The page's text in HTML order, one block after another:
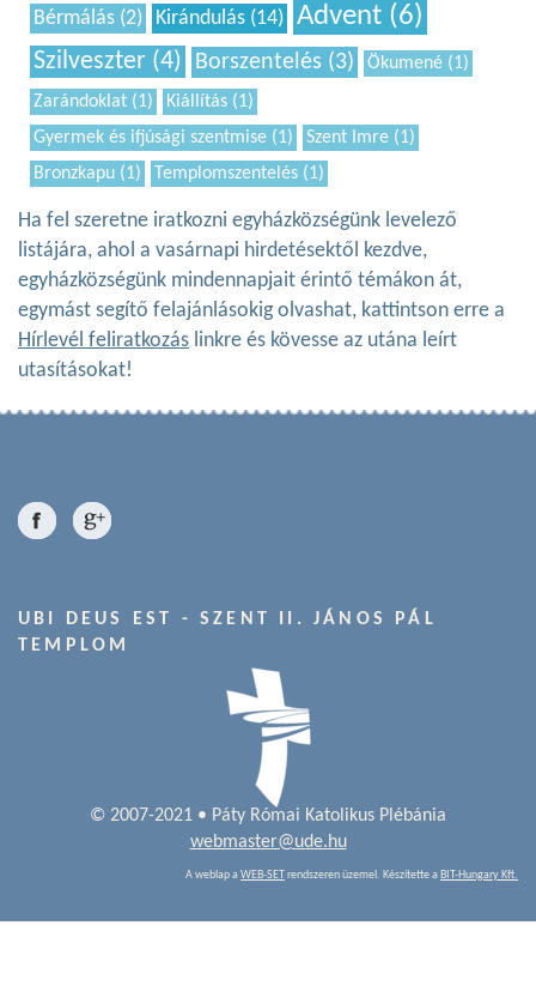
Bérmálás (2) Kirándulás (14) Advent (6)
Szilveszter (4) Borszentelés (3)
Ökumené (1)
Zarándoklat (1)
Kiállítás (1)
Gyermek és ifjúsági szentmise (1)
Szent Imre (1)
Bronzkapu (1)
Templomszentelés (1)
Ha fel szeretne iratkozni egyházközségünk levelező
listájára, ahol a vasárnapi hirdetésektől kezdve,
egyházközségünk mindennapjait érintő témákon át,
egymást segítő felajánlásokig olvashat, kattintson erre a
Hírlevél feliratkozás linkre és kövesse az utána leírt
utasításokat!
UBI DEUS EST - SZENT II. JÁNOS PÁL
TEMPLOM
© 2007-2021 • Páty Római Katolikus Plébánia
webmaster@ude.hu
A weblap aWEB-SET rendszeren üzemel. Készítette aBIT-Hungary Kft.